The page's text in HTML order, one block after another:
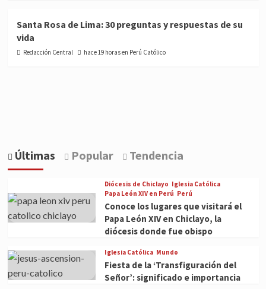
Santa Rosa de Lima: 30 preguntas y respuestas de su
vida
Redacción Central hace 19 horas en Perú Católico
Últimas Popular Tendencia
Diócesis de Chiclayo Iglesia Católica
Papa León XIV en Perú Perú
Conoce los lugares que visitará el
Papa León XIV en Chiclayo, la
diócesis donde fue obispo
Iglesia Católica Mundo
Fiesta de la ‘Transfiguración del
Señor’: significado e importancia